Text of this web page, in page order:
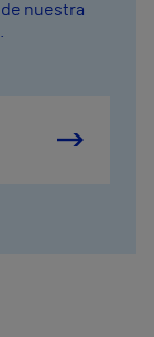
nuestra